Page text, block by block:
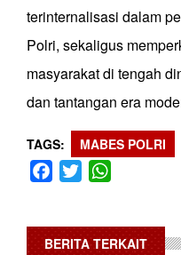
terinternalisasi dalam
Polri, sekaligus
masyarakat di tengah
dan tantangan era
TAGS MABES POLRI
Facebook
Twitter
BERITA TERKAIT